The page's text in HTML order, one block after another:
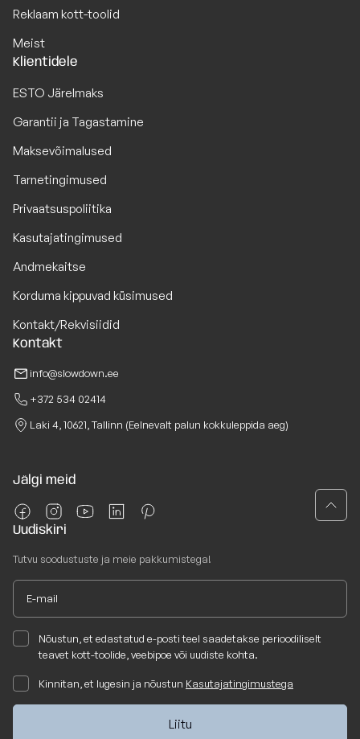
Reklaam kott-toolid
Meist
Klientidele
ESTO Järelmaks
Garantii ja Tagastamine
Maksevõimalused
Tarnetingimused
Privaatsuspoliitika
Kasutajatingimused
Andmekaitse
Korduma kippuvad küsimused
Kontakt/Rekvisiidid
Kontakt
info@slowdown.ee
+372 534 02414
Laki 4, 10621, Tallinn (Eelnevalt palun kokkuleppida aeg)
Jälgi meid
Uudiskiri
Tutvu soodustuste ja meie pakkumistega!
Nõustun, et edastatud e-posti teel saadetakse perioodiliselt
teavet kott-toolide, veebipoe või uudiste kohta.
Kinnitan, et lugesin ja nõustun Kasutajatingimustega